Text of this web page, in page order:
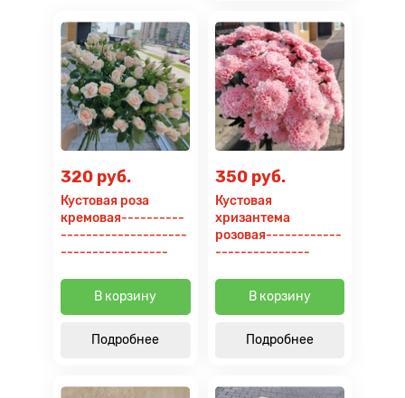
320 руб.
Кустовая роза
кремовая----------
--------------------
-----------------
В корзину
Подробнее
350 руб.
Кустовая
хризантема
розовая------------
---------------
В корзину
Подробнее